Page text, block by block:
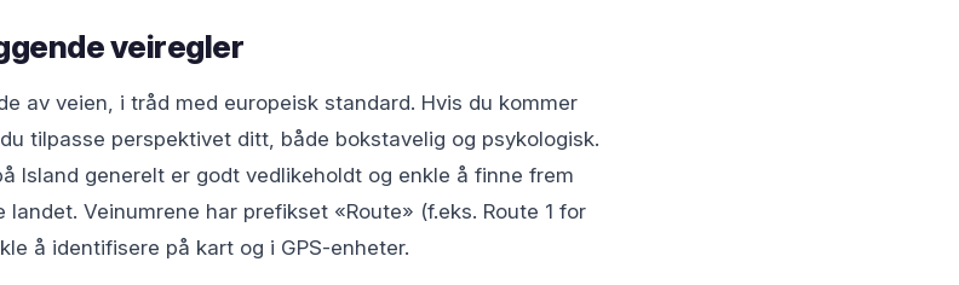
veiregler
av veien, i tråd med europeisk standard. Hvis du kommer
tilpasse perspektivet ditt, både bokstavelig og psykologisk.
Island generelt er godt vedlikeholdt og enkle å finne frem
Veinumrene har prefikset «Route» (f.eks. Route 1 for
å identifisere på kart og i GPS-enheter.